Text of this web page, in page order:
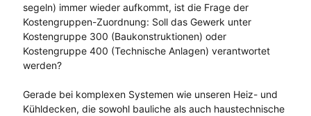
segeln) immer wieder aufkommt, ist die Frage der
Kostengruppen-Zuordnung: Soll das Gewerk unter
Kostengruppe 300 (Baukonstruktionen) oder
Kostengruppe 400 (Technische Anlagen) verantwortet
werden?
Gerade bei komplexen Systemen wie unseren Heiz- und
Kühldecken, die sowohl bauliche als auch haustechnische